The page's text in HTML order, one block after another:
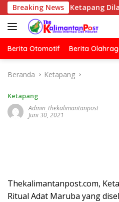
Langsung
ke
konten
Breaking News
Ketapang Dilantik
Berita Otomotif Berita
Beranda Ketapang
Ketapang
Admin_thekalimantanpost
Juni 30, 2021
Thekalimantanpost.com,
Ritual Adat Maruba yang